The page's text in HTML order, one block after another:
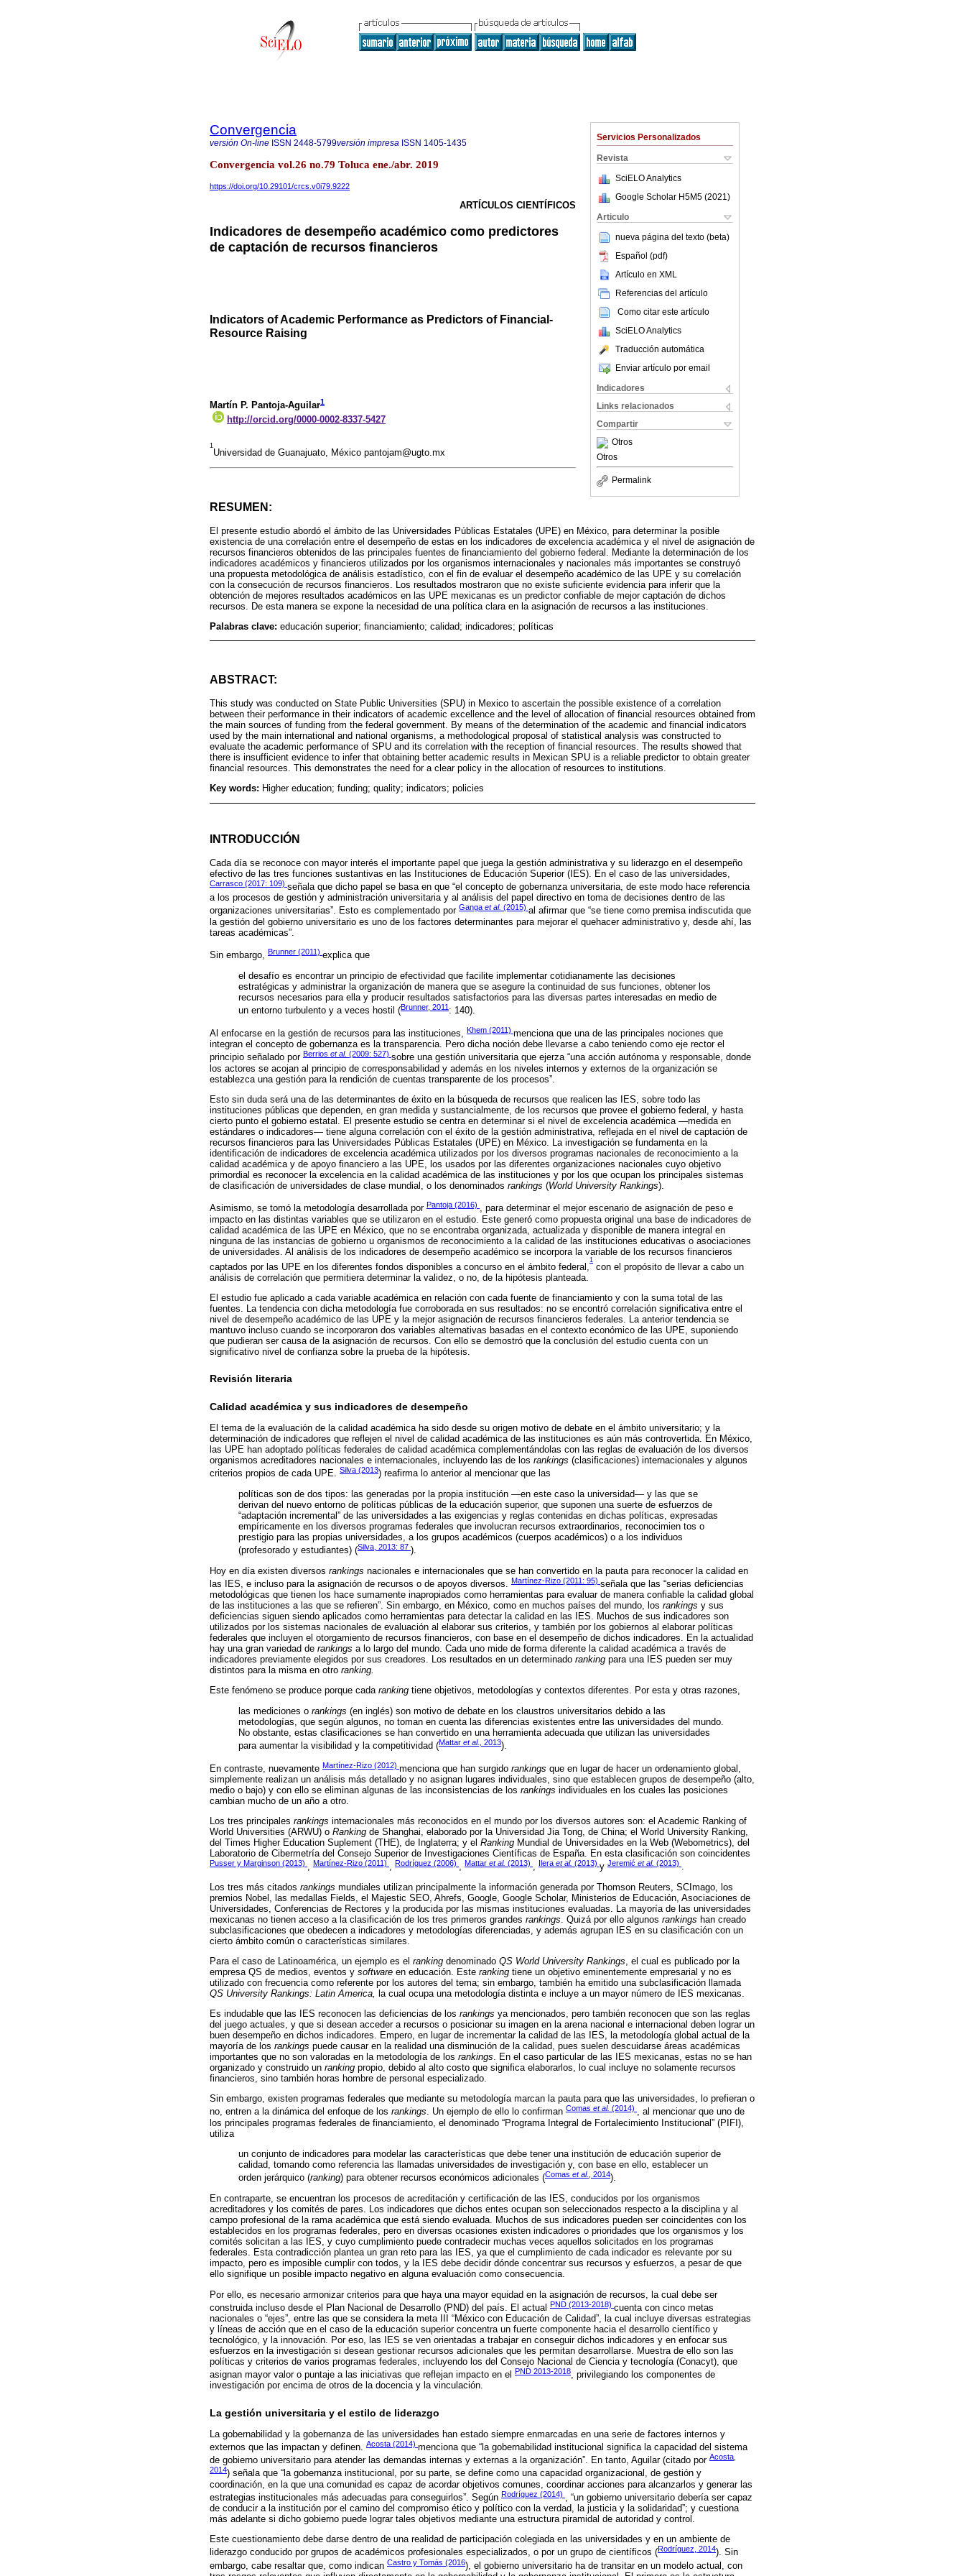
Servicios Personalizados
Revista
SciELO Analytics
Google Scholar H5M5 (2021 )
Articulo
nueva página del texto (beta)
Español (pdf)
Artículo en XML
Referencias del artículo
Como citar este artículo
SciELO Analytics
Traducción automática
Enviar artículo por email
Indicadores
Links relacionados
Compartir
Otros
Otros
Permalink
Convergencia
versión On-line ISSN 2448-5799versión impresa ISSN 1405-1435
Convergencia vol.26 no.79 Toluca ene./abr. 2019
https://doi.org/10.29101/crcs.v0i79.9222
ARTÍCULOS CIENTÍFICOS
Indicadores de desempeño académico como predictores
de captación de recursos financieros
Indicators of Academic Performance as Predictors of Financial-
Resource Raising
Martín P. Pantoja-Aguilar1
http://orcid.org/0000-0002-8337-5427
1
Universidad de Guanajuato, México pantojam@ugto.mx
RESUMEN:
El presente estudio abordó el ámbito de las Universidades Públicas Estatales (UPE) en México, para determinar la posible
existencia de una correlación entre el desempeño de estas en los indicadores de excelencia académica y el nivel de asignación de
recursos financieros obtenidos de las principales fuentes de financiamiento del gobierno federal. Mediante la determinación de los
indicadores académicos y financieros utilizados por los organismos internacionales y nacionales más importantes se construyó
una propuesta metodológica de análisis estadístico, con el fin de evaluar el desempeño académico de las UPE y su correlación
con la consecución de recursos financieros. Los resultados mostraron que no existe suficiente evidencia para inferir que la
obtención de mejores resultados académicos en las UPE mexicanas es un predictor confiable de mejor captación de dichos
recursos. De esta manera se expone la necesidad de una política clara en la asignación de recursos a las instituciones.
Palabras clave: educación superior; financiamiento; calidad; indicadores; políticas
ABSTRACT:
This study was conducted on State Public Universities (SPU) in Mexico to ascertain the possible existence of a correlation
between their performance in their indicators of academic excellence and the level of allocation of financial resources obtained from
the main sources of funding from the federal government. By means of the determination of the academic and financial indicators
used by the main international and national organisms, a methodological proposal of statistical analysis was constructed to
evaluate the academic performance of SPU and its correlation with the reception of financial resources. The results showed that
there is insufficient evidence to infer that obtaining better academic results in Mexican SPU is a reliable predictor to obtain greater
financial resources. This demonstrates the need for a clear policy in the allocation of resources to institutions.
Key words: Higher education; funding; quality; indicators; policies
INTRODUCCIÓN
Cada día se reconoce con mayor interés el importante papel que juega la gestión administrativa y su liderazgo en el desempeño
efectivo de las tres funciones sustantivas en las Instituciones de Educación Superior (IES). En el caso de las universidades,
Carrasco (2017: 109) señala que dicho papel se basa en que “el concepto de gobernanza universitaria, de este modo hace referencia
a los procesos de gestión y administración universitaria y al análisis del papel directivo en toma de decisiones dentro de las
organizaciones universitarias”. Esto es complementado por Ganga et al. (2015) al afirmar que “se tiene como premisa indiscutida que
la gestión del gobierno universitario es uno de los factores determinantes para mejorar el quehacer administrativo y, desde ahí, las
tareas académicas”.
Sin embargo, Brunner (2011) explica que
el desafío es encontrar un principio de efectividad que facilite implementar cotidianamente las decisiones
estratégicas y administrar la organización de manera que se asegure la continuidad de sus funciones, obtener los
recursos necesarios para ella y producir resultados satisfactorios para las diversas partes interesadas en medio de
un entorno turbulento y a veces hostil (Brunner, 2011 : 140).
Al enfocarse en la gestión de recursos para las instituciones, Khem (2011) menciona que una de las principales nociones que
integran el concepto de gobernanza es la transparencia. Pero dicha noción debe llevarse a cabo teniendo como eje rector el
principio señalado por Berrios et al. (2009: 527) sobre una gestión universitaria que ejerza “una acción autónoma y responsable, donde
los actores se acojan al principio de corresponsabilidad y además en los niveles internos y externos de la organización se
establezca una gestión para la rendición de cuentas transparente de los procesos”.
Esto sin duda será una de las determinantes de éxito en la búsqueda de recursos que realicen las IES, sobre todo las
instituciones públicas que dependen, en gran medida y sustancialmente, de los recursos que provee el gobierno federal, y hasta
cierto punto el gobierno estatal. El presente estudio se centra en determinar si el nivel de excelencia académica —medida en
estándares o indicadores— tiene alguna correlación con el éxito de la gestión administrativa, reflejada en el nivel de captación de
recursos financieros para las Universidades Públicas Estatales (UPE) en México. La investigación se fundamenta en la
identificación de indicadores de excelencia académica utilizados por los diversos programas nacionales de reconocimiento a la
calidad académica y de apoyo financiero a las UPE, los usados por las diferentes organizaciones nacionales cuyo objetivo
primordial es reconocer la excelencia en la calidad académica de las instituciones y por los que ocupan los principales sistemas
de clasificación de universidades de clase mundial, o los denominados rankings (World University Rankings).
Asimismo, se tomó la metodología desarrollada por Pantoja (2016) , para determinar el mejor escenario de asignación de peso e
impacto en las distintas variables que se utilizaron en el estudio. Este generó como propuesta original una base de indicadores de
calidad académica de las UPE en México, que no se encontraba organizada, actualizada y disponible de manera integral en
ninguna de las instancias de gobierno u organismos de reconocimiento a la calidad de las instituciones educativas o asociaciones
de universidades. Al análisis de los indicadores de desempeño académico se incorpora la variable de los recursos financieros
captados por las UPE en los diferentes fondos disponibles a concurso en el ámbito federal,
1
con el propósito de llevar a cabo un
análisis de correlación que permitiera determinar la validez, o no, de la hipótesis planteada.
El estudio fue aplicado a cada variable académica en relación con cada fuente de financiamiento y con la suma total de las
fuentes. La tendencia con dicha metodología fue corroborada en sus resultados: no se encontró correlación significativa entre el
nivel de desempeño académico de las UPE y la mejor asignación de recursos financieros federales. La anterior tendencia se
mantuvo incluso cuando se incorporaron dos variables alternativas basadas en el contexto económico de las UPE, suponiendo
que pudieran ser causa de la asignación de recursos. Con ello se demostró que la conclusión del estudio cuenta con un
significativo nivel de confianza sobre la prueba de la hipótesis.
Revisión literaria
Calidad académica y sus indicadores de desempeño
El tema de la evaluación de la calidad académica ha sido desde su origen motivo de debate en el ámbito universitario; y la
determinación de indicadores que reflejen el nivel de calidad académica de las instituciones es aún más controvertida. En México,
las UPE han adoptado políticas federales de calidad académica complementándolas con las reglas de evaluación de los diversos
organismos acreditadores nacionales e internacionales, incluyendo las de los rankings (clasificaciones) internacionales y algunos
criterios propios de cada UPE.
Silva (2013) reafirma lo anterior al mencionar que las
políticas son de dos tipos: las generadas por la propia institución —en este caso la universidad— y las que se
derivan del nuevo entorno de políticas públicas de la educación superior, que suponen una suerte de esfuerzos de
“adaptación incremental” de las universidades a las exigencias y reglas contenidas en dichas políticas, expresadas
empíricamente en los diversos programas federales que involucran recursos extraordinarios, reconocimien tos o
prestigio para las propias universidades, a los grupos académicos (cuerpos académicos) o a los individuos
(profesorado y estudiantes) (Silva, 2013: 87 ).
Hoy en día existen diversos rankings nacionales e internacionales que se han convertido en la pauta para reconocer la calidad en
las IES, e incluso para la asignación de recursos o de apoyos diversos.
Martínez-Rizo (2011: 95) señala que las “serias deficiencias
metodológicas que tienen los hace sumamente inapropiados como herramientas para evaluar de manera confiable la calidad global
de las instituciones a las que se refieren”. Sin embargo, en México, como en muchos países del mundo, los rankings y sus
deficiencias siguen siendo aplicados como herramientas para detectar la calidad en las IES. Muchos de sus indicadores son
utilizados por los sistemas nacionales de evaluación al elaborar sus criterios, y también por los gobiernos al elaborar políticas
federales que incluyen el otorgamiento de recursos financieros, con base en el desempeño de dichos indicadores. En la actualidad
hay una gran variedad de rankings a lo largo del mundo. Cada uno mide de forma diferente la calidad académica a través de
indicadores previamente elegidos por sus creadores. Los resultados en un determinado ranking para una IES pueden ser muy
distintos para la misma en otro ranking.
Este fenómeno se produce porque cada ranking tiene objetivos, metodologías y contextos diferentes. Por esta y otras razones,
las mediciones o rankings (en inglés) son motivo de debate en los claustros universitarios debido a las
metodologías, que según algunos, no toman en cuenta las diferencias existentes entre las universidades del mundo.
No obstante, estas clasificaciones se han convertido en una herramienta adecuada que utilizan las universidades
para aumentar la visibilidad y la competitividad (Mattar et al., 2013).
En contraste, nuevamente Martínez-Rizo (2012) menciona que han surgido rankings que en lugar de hacer un ordenamiento global,
simplemente realizan un análisis más detallado y no asignan lugares individuales, sino que establecen grupos de desempeño (alto,
medio o bajo) y con ello se eliminan algunas de las inconsistencias de los rankings individuales en los cuales las posiciones
cambian mucho de un año a otro.
Los tres principales rankings internacionales más reconocidos en el mundo por los diversos autores son: el Academic Ranking of
World Universities (ARWU) o Ranking de Shanghai, elaborado por la Universidad Jia Tong, de China; el World University Ranking,
del Times Higher Education Suplement (THE), de Inglaterra; y el Ranking Mundial de Universidades en la Web (Webometrics), del
Laboratorio de Cibermetría del Consejo Superior de Investigaciones Científicas de España. En esta clasificación son coincidentes
Pusser y Marginson (2013) , Martínez-Rizo (2011) , Rodríguez (2006) , Mattar et al. (2013) , Ilera et al. (2013) y Jeremić et al. (2013) .
Los tres más citados rankings mundiales utilizan principalmente la información generada por Thomson Reuters, SCImago, los
premios Nobel, las medallas Fields, el Majestic SEO, Ahrefs, Google, Google Scholar, Ministerios de Educación, Asociaciones de
Universidades, Conferencias de Rectores y la producida por las mismas instituciones evaluadas. La mayoría de las universidades
mexicanas no tienen acceso a la clasificación de los tres primeros grandes rankings . Quizá por ello algunos rankings han creado
subclasificaciones que obedecen a indicadores y metodologías diferenciadas, y además agrupan IES en su clasificación con un
cierto ámbito común o características similares.
Para el caso de Latinoamérica, un ejemplo es el ranking denominado QS World University Rankings, el cual es publicado por la
empresa QS de medios, eventos y software en educación. Este ranking tiene un objetivo eminentemente empresarial y no es
utilizado con frecuencia como referente por los autores del tema; sin embargo, también ha emitido una subclasificación llamada
QS University Rankings: Latin America, la cual ocupa una metodología distinta e incluye a un mayor número de IES mexicanas.
Es indudable que las IES reconocen las deficiencias de los rankings ya mencionados, pero también reconocen que son las reglas
del juego actuales, y que si desean acceder a recursos o posicionar su imagen en la arena nacional e internacional deben lograr un
buen desempeño en dichos indicadores. Empero, en lugar de incrementar la calidad de las IES, la metodología global actual de la
mayoría de los rankings puede causar en la realidad una disminución de la calidad, pues suelen descuidarse áreas académicas
importantes que no son valoradas en la metodología de los rankings. En el caso particular de las IES mexicanas, estas no se han
organizado y construido un ranking propio, debido al alto costo que significa elaborarlos, lo cual incluye no solamente recursos
financieros, sino también horas hombre de personal especializado.
Sin embargo, existen programas federales que mediante su metodología marcan la pauta para que las universidades, lo prefieran o
no, entren a la dinámica del enfoque de los rankings. Un ejemplo de ello lo confirman Comas et al. (2014) , al mencionar que uno de
los principales programas federales de financiamiento, el denominado “Programa Integral de Fortalecimiento Institucional” (PIFI),
utiliza
un conjunto de indicadores para modelar las características que debe tener una institución de educación superior de
calidad, tomando como referencia las llamadas universidades de investigación y, con base en ello, establecer un
orden jerárquico (ranking) para obtener recursos económicos adicionales (Comas et al. , 2014).
En contraparte, se encuentran los procesos de acreditación y certificación de las IES, conducidos por los organismos
acreditadores y los comités de pares. Los indicadores que dichos entes ocupan son seleccionados respecto a la disciplina y al
campo profesional de la rama académica que está siendo evaluada. Muchos de sus indicadores pueden ser coincidentes con los
establecidos en los programas federales, pero en diversas ocasiones existen indicadores o prioridades que los organismos y los
comités solicitan a las IES, y cuyo cumplimiento puede contradecir muchas veces aquellos solicitados en los programas
federales. Esta contradicción plantea un gran reto para las IES, ya que el cumplimiento de cada indicador es relevante por su
impacto, pero es imposible cumplir con todos, y la IES debe decidir dónde concentrar sus recursos y esfuerzos, a pesar de que
ello signifique un posible impacto negativo en alguna evaluación como consecuencia.
Por ello, es necesario armonizar criterios para que haya una mayor equidad en la asignación de recursos, la cual debe ser
construida incluso desde el Plan Nacional de Desarrollo (PND) del país. El actual PND (2013-2018) cuenta con cinco metas
nacionales o “ejes”, entre las que se considera la meta III “México con Educación de Calidad”, la cual incluye diversas estrategias
y líneas de acción que en el caso de la educación superior concentra un fuerte componente hacia el desarrollo científico y
tecnológico, y la innovación. Por eso, las IES se ven orientadas a trabajar en conseguir dichos indicadores y en enfocar sus
esfuerzos en la investigación si desean gestionar recursos adicionales que les permitan desarrollarse. Muestra de ello son las
políticas y criterios de varios programas federales, incluyendo los del Consejo Nacional de Ciencia y tecnología (Conacyt), que
asignan mayor valor o puntaje a las iniciativas que reflejan impacto en el PND 2013-2018, privilegiando los componentes de
investigación por encima de otros de la docencia y la vinculación.
La gestión universitaria y el estilo de liderazgo
La gobernabilidad y la gobernanza de las universidades han estado siempre enmarcadas en una serie de factores internos y
externos que las impactan y definen.
Acosta (2014) menciona que “la gobernabilidad institucional significa la capacidad del sistema
de gobierno universitario para atender las demandas internas y externas a la organización”. En tanto, Aguilar (citado por Acosta,
2014) señala que “la gobernanza institucional, por su parte, se define como una capacidad organizacional, de gestión y
coordinación, en la que una comunidad es capaz de acordar objetivos comunes, coordinar acciones para alcanzarlos y generar las
estrategias institucionales más adecuadas para conseguirlos”. Según Rodríguez (2014) , “un gobierno universitario debería ser capaz
de conducir a la institución por el camino del compromiso ético y político con la verdad, la justicia y la solidaridad”; y cuestiona
más adelante si dicho gobierno puede lograr tales objetivos mediante una estructura piramidal de autoridad y control.
Este cuestionamiento debe darse dentro de una realidad de participación colegiada en las universidades y en un ambiente de
liderazgo conducido por grupos de académicos profesionales especializados, o por un grupo de científicos (Rodríguez, 2014). Sin
embargo, cabe resaltar que, como indican Castro y Tomás (2016), el gobierno universitario ha de transitar en un modelo actual, con